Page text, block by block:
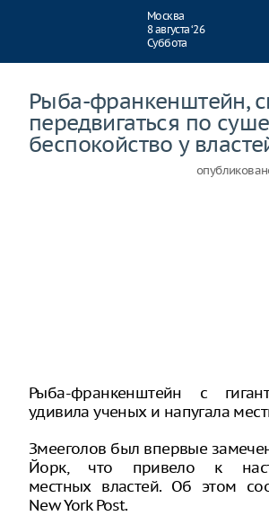
Москва
8 августа ‘26
Суббота
Рыба-франкенштейн,
передвигаться по
беспокойство у
Рыба-франкенштейн с
удивила ученых и напугала
Змееголов был впервые
Йорк, что привело к
местных властей. Об этом
New York Post.